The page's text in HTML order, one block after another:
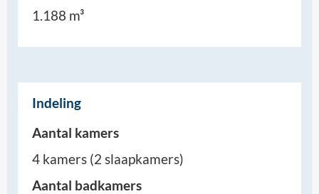
1.188 m³
Indeling
Aantal kamers
4 kamers (2 slaapkamers)
Aantal badkamers